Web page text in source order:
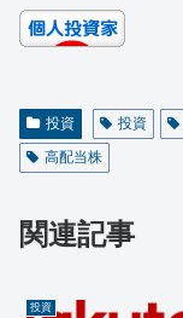
投資 投資
高配当株
関連記事
投資